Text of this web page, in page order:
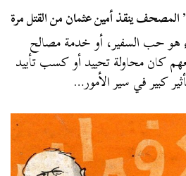
هو حب السفير، أو خدمة مصالح
كان محاولة تحييد أو كسب تأييد
كبير في سير الأمور…